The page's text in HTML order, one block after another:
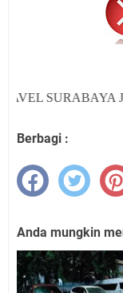
SURABAYA
Berbagi :
Anda mungkin